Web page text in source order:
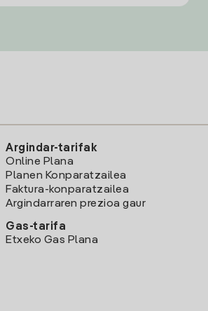
Argindar-tarifak
Online Plana
Planen Konparatzailea
Faktura-konparatzailea
Argindarraren prezioa gaur
Gas-tarifa
Etxeko Gas Plana